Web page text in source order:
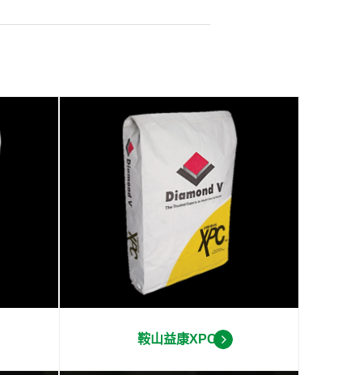
鞍山益康XPC